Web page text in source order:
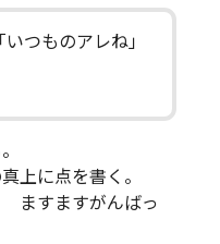
つものアレね」
上に点を書く。
ますますがんばっ